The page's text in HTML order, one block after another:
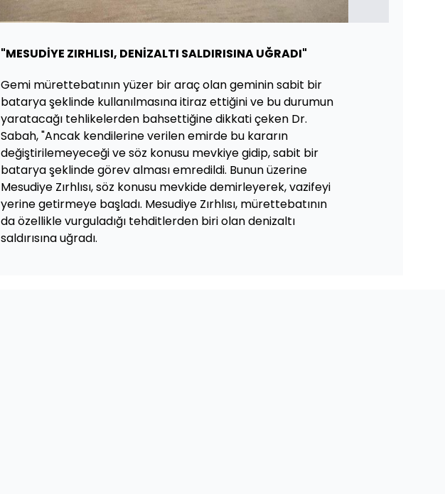
"MESUDİYE ZIRHLISI, DENİZALTI SALDIRISINA UĞRADI"
Gemi mürettebatının yüzer bir araç olan geminin sabit bir
batarya şeklinde kullanılmasına itiraz ettiğini ve bu durumun
yaratacağı tehlikelerden bahsettiğine dikkati çeken Dr.
Sabah, "Ancak kendilerine verilen emirde bu kararın
değiştirilemeyeceği ve söz konusu mevkiye gidip, sabit bir
batarya şeklinde görev alması emredildi. Bunun üzerine
Mesudiye Zırhlısı, söz konusu mevkide demirleyerek, vazifeyi
yerine getirmeye başladı. Mesudiye Zırhlısı, mürettebatının
da özellikle vurguladığı tehditlerden biri olan denizaltı
saldırısına uğradı.